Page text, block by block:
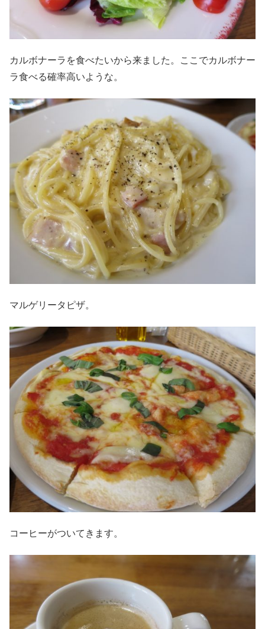
カルボナーラを食べたいから来ました。ここでカルボナー
ラ食べる確率高いような。
マルゲリータピザ。
コーヒーがついてきます。